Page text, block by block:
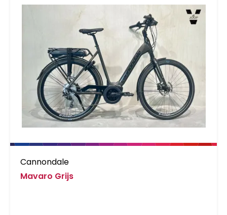
guard: RiemenSch.A08-55T-RL45.5-Gen4-CA
Saddle: Sportourer GARDA Gel Flow Woman
Seatpost: Carbon vast Headset: Smart
Cannondale
Mavaro Grijs